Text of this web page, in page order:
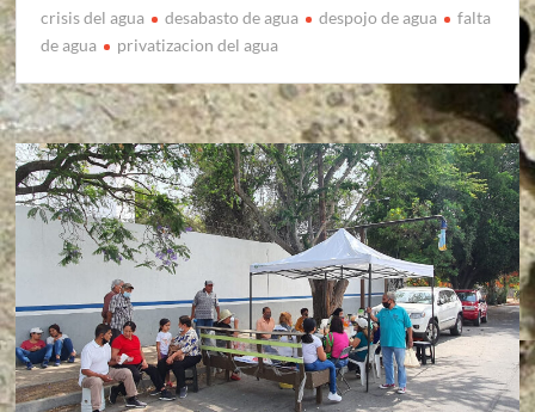
crisis del agua desabasto de agua despojo de agua
falta
de agua
privatizacion del agua